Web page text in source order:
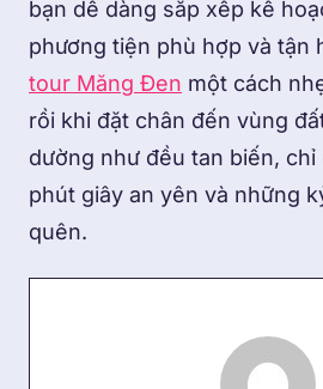
bạn dễ dàng sắp xếp kế
phương tiện phù hợp và tận
tour Măng Đen một cách
rồi khi đặt chân đến vùng
dường như đều tan biến, chỉ
phút giây an yên và những
quên.